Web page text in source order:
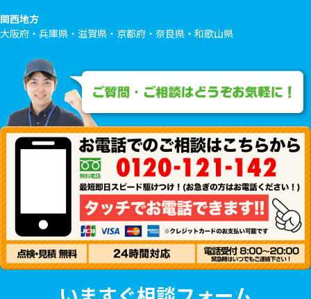
関西地方
大阪府・兵庫県・滋賀県・京都府・奈良県・和歌山県